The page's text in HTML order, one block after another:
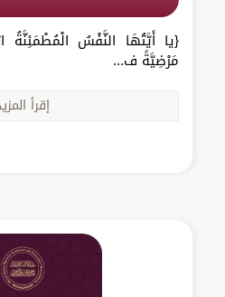
{يا أَيَّتُهَا النَّفْسُ
مَرْضِيَّةً ف...
إقرأ